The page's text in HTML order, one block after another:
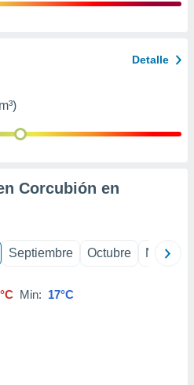
Detalle
Corcubión en
Septiembre Octubre
Min: 17°C